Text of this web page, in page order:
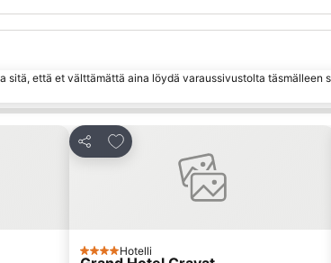
että et välttämättä aina löydä varaussivustolta täsmälleen
Jaa
Lisää suosikkeihin
4 Tähtiluokitus
Hotelli